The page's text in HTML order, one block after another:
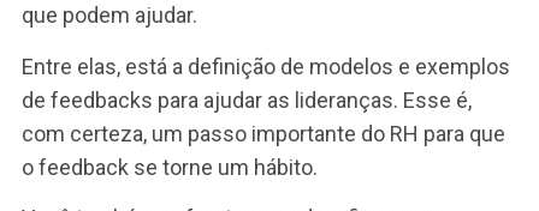
grande importância quando o assunto é gestão
pessoas. Entretanto, implantar o feedback na
prática não é um desafio fácil de superar. Para
desenvolver a cultura do feedback há várias
que podem ajudar.